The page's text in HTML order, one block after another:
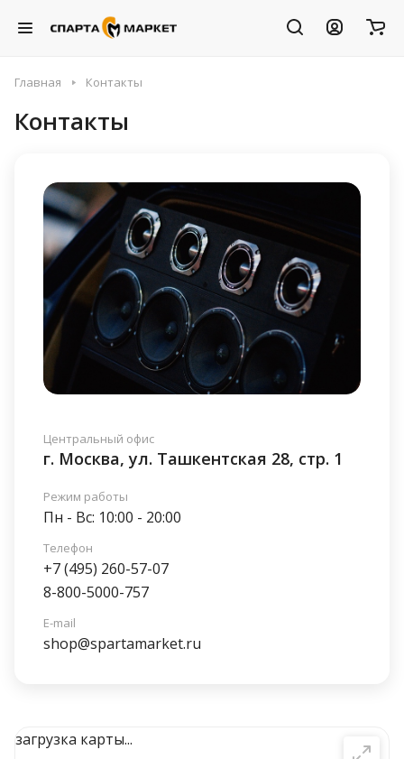
Главная Контакты
Контакты
загрузка карты...
Центральный офис
г. Москва, ул. Ташкентская 28, стр. 1
Режим работы
Пн - Вс: 10:00 - 20:00
Телефон
+7 (495) 260-57-07
8-800-5000-757
E-mail
shop@spartamarket.ru